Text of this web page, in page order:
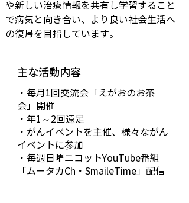
や新しい治療情報を共有し学習すること
で病気と向き合い、より良い社会生活へ
の復帰を目指しています。
主な活動内容
・毎月1回交流会「えがおのお茶
会」開催
・年1～2回遠足
・がんイベントを主催、様々ながん
イベントに参加
・毎週日曜ニコットYouTube番組
「ムータカCh・SmaileTime」配信